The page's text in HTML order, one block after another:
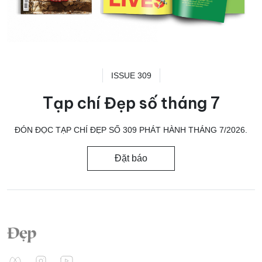
ISSUE 309
Tạp chí Đẹp số tháng 7
ĐÓN ĐỌC TẠP CHÍ ĐẸP SỐ 309 PHÁT HÀNH THÁNG 7/2026.
Đặt báo